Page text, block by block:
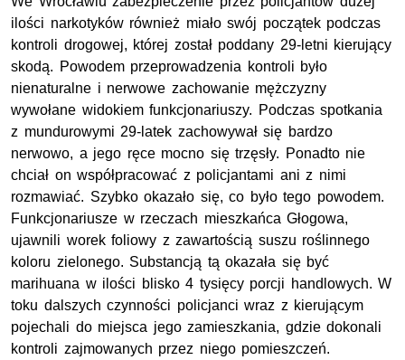
ilości narkotyków również miało swój początek podczas
kontroli drogowej, której został poddany 29-letni kierujący
skodą. Powodem przeprowadzenia kontroli było
nienaturalne i nerwowe zachowanie mężczyzny
wywołane widokiem funkcjonariuszy. Podczas spotkania
z mundurowymi 29-latek zachowywał się bardzo
nerwowo, a jego ręce mocno się trzęsły. Ponadto nie
chciał on współpracować z policjantami ani z nimi
rozmawiać. Szybko okazało się, co było tego powodem.
Funkcjonariusze w rzeczach mieszkańca Głogowa,
ujawnili worek foliowy z zawartością suszu roślinnego
koloru zielonego. Substancją tą okazała się być
marihuana w ilości blisko 4 tysięcy porcji handlowych. W
toku dalszych czynności policjanci wraz z kierującym
pojechali do miejsca jego zamieszkania, gdzie dokonali
kontroli zajmowanych przez niego pomieszczeń.